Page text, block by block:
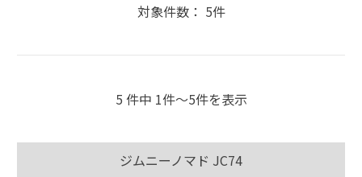
対象件数： 5件
5 件中 1件〜5件を表示
ジムニーノマド JC74